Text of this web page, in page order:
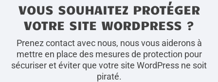
VOUS SOUHAITEZ PROTÉGER
VOTRE SITE WORDPRESS ?
Prenez contact avec nous, nous vous aiderons à
mettre en place des mesures de protection pour
sécuriser et éviter que votre site WordPress ne soit
piraté.